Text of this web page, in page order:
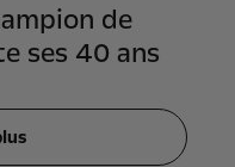
de
ses 40 ans